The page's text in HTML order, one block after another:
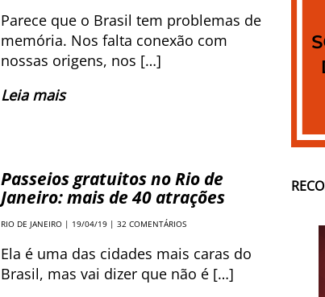
Parece que o Brasil tem problemas de
memória. Nos falta conexão com
nossas origens, nos […]
Leia mais
Passeios gratuitos no Rio de
Janeiro: mais de 40 atrações
RIO DE JANEIRO | 19/04/19 | 32 COMENTÁRIOS
Ela é uma das cidades mais caras do
Brasil, mas vai dizer que não é […]